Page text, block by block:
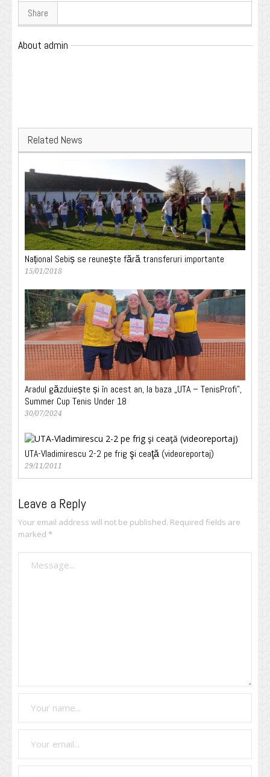
Share
About admin
Related News
Național Sebiș se reunește fără transferuri importante
15/01/2018
Aradul găzduiește și în acest an, la baza „UTA – TenisProfi”,
Summer Cup Tenis Under 18
30/07/2024
UTA-Vladimirescu 2-2 pe frig şi ceaţă (videoreportaj)
29/11/2011
Leave a Reply
Your email address will not be published. Required fields are
marked *